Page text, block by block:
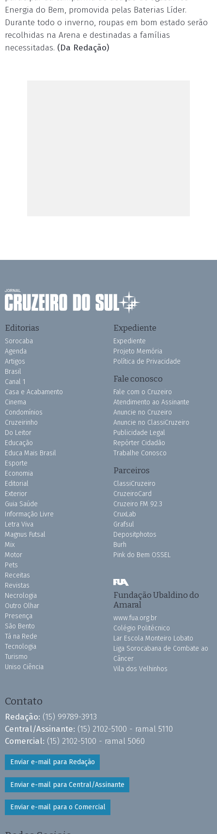
Energia do Bem, promovida pelas Baterias Líder.
Durante todo o inverno, roupas em bom estado serão
recolhidas na Arena e destinadas a famílias
necessitadas. (Da Redação)
Editorias
Sorocaba
Agenda
Artigos
Brasil
Canal 1
Casa e Acabamento
Cinema
Condomínios
Cruzeirinho
Do Leitor
Educação
Educa Mais Brasil
Esporte
Economia
Editorial
Exterior
Guia Saúde
Informação Livre
Letra Viva
Magnus Futsal
Mix
Motor
Pets
Receitas
Revistas
Necrologia
Outro Olhar
Presença
São Bento
Tá na Rede
Tecnologia
Turismo
Uniso Ciência
Expediente
Expediente
Projeto Memória
Política de Privacidade
Fale conosco
Fale com o Cruzeiro
Atendimento ao Assinante
Anuncie no Cruzeiro
Anuncie no ClassiCruzeiro
Publicidade Legal
Repórter Cidadão
Trabalhe Conosco
Parceiros
ClassiCruzeiro
CruzeiroCard
Cruzeiro FM 92.3
CruxLab
Grafsul
Depositphotos
Burh
Pink do Bem OSSEL
Fundação Ubaldino do
Amaral
www.fua.org.br
Colégio Politécnico
Lar Escola Monteiro Lobato
Liga Sorocabana de Combate ao
Câncer
Vila dos Velhinhos
Contato
Redação: (15) 99789-3913
Central/Assinante: (15) 2102-5100 - ramal 5110
Comercial: (15) 2102-5100 - ramal 5060
Enviar e-mail para Redação
Enviar e-mail para Central/Assinante
Enviar e-mail para o Comercial